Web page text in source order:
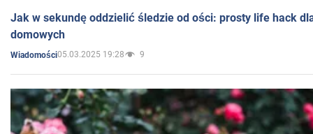
Jak w sekundę oddzielić śledzie od ości: prosty life hack
domowych
Wiadomości05.03.2025 19:28 9